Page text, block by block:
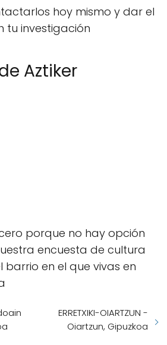
hoy mismo y dar el
tu investigación
Aztiker
porque no hay opción
encuesta de cultura
en el que vivas en
ERRETXIKI-OIARTZUN -
Oiartzun, Gipuzkoa